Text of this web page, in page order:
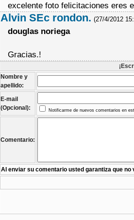
excelente foto felicitaciones eres
Alvin SEc rondon. (27/4/2012
douglas noriega
Gracias.!
Nombre y
apellido:
E-mail
(Opcional):
Notificarme de nuevos comentarios en
Comentario:
Al enviar su comentario usted garantiza que no